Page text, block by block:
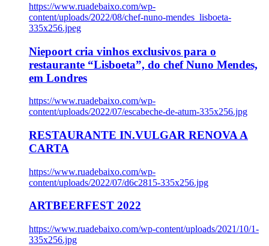
https://www.ruadebaixo.com/wp-
content/uploads/2022/08/chef-nuno-mendes_lisboeta-
335x256.jpeg
Niepoort cria vinhos exclusivos para o
restaurante “Lisboeta”, do chef Nuno Mendes,
em Londres
https://www.ruadebaixo.com/wp-
content/uploads/2022/07/escabeche-de-atum-335x256.jpg
RESTAURANTE IN.VULGAR RENOVA A
CARTA
https://www.ruadebaixo.com/wp-
content/uploads/2022/07/d6c2815-335x256.jpg
ARTBEERFEST 2022
https://www.ruadebaixo.com/wp-content/uploads/2021/10/1-
335x256.jpg